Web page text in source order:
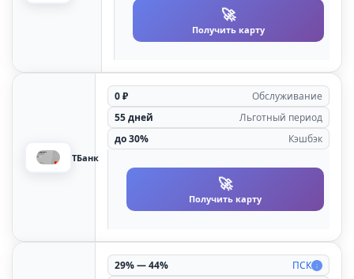
🚀
Получить карту
ТБанк
0 ₽
Oбcлуживaниe
55 дней
Льготный период
до 30%
Кэшбэк
🚀
Получить карту
29% — 44%
ПСК